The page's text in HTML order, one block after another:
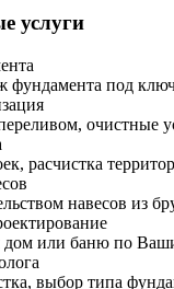
услуги
фундамента под
очистные
расчистка
навесов из
или баню по
выбор типа